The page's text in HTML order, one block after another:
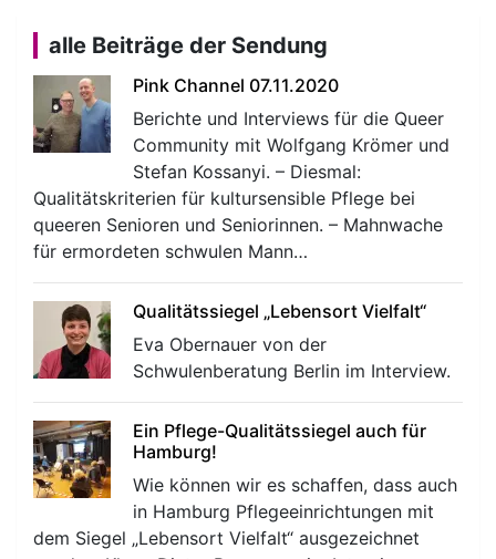
alle Beiträge der Sendung
Pink Channel 07.11.2020
Berichte und Interviews für die Queer
Community mit Wolfgang Krömer und
Stefan Kossanyi. – Diesmal:
Qualitätskriterien für kultursensible Pflege bei
queeren Senioren und Seniorinnen. – Mahnwache
für ermordeten schwulen Mann…
Qualitätssiegel „Lebensort Vielfalt“
Eva Obernauer von der
Schwulenberatung Berlin im Interview.
Ein Pflege-Qualitätssiegel auch für
Hamburg!
Wie können wir es schaffen, dass auch
in Hamburg Pflegeeinrichtungen mit
dem Siegel „Lebensort Vielfalt“ ausgezeichnet